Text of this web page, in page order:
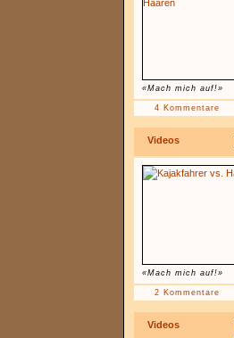
«Mach mich auf!»
4 Kommentare
Videos
«Mach mich auf!»
2 Kommentare
Videos